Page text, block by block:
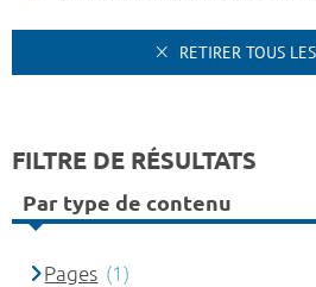
RETIRER TOUS
FILTRE DE RÉSULTATS
Par type de contenu
Pages (1)